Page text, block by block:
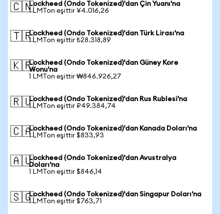
🇨🇳Lockheed (Ondo Tokenized)'dan Çin Yuanı'na
1 LMTon eşittir ¥4.016,26
🇹🇷Lockheed (Ondo Tokenized)'dan Türk Lirası'na
1 LMTon eşittir ₺28.318,89
🇰🇷Lockheed (Ondo Tokenized)'dan Güney Kore
Wonu'na
1 LMTon eşittir ₩846.926,27
🇷🇺Lockheed (Ondo Tokenized)'dan Rus Rublesi'na
1 LMTon eşittir ₽49.384,74
🇨🇦Lockheed (Ondo Tokenized)'dan Kanada Doları'na
1 LMTon eşittir $833,93
🇦🇺Lockheed (Ondo Tokenized)'dan Avustralya
Doları'na
1 LMTon eşittir $846,14
🇸🇬Lockheed (Ondo Tokenized)'dan Singapur Doları'na
1 LMTon eşittir $763,71